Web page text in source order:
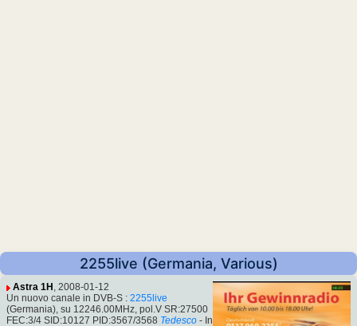
2255live (Germania, Various)
Astra 1H , 2008-01-12
Un nuovo canale in DVB-S : 2255live
(Germania), su 12246.00MHz, pol.V SR:27500
FEC:3/4 SID:10127 PID:3567/3568 Tedesco - In